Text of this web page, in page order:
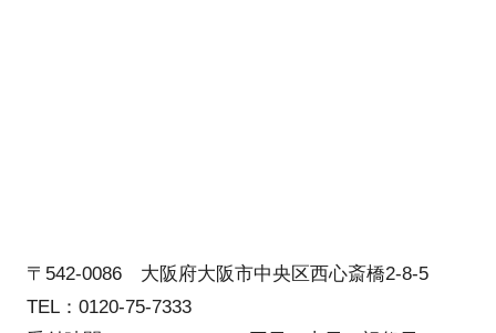
〒542-0086 大阪府大阪市中央区西心斎橋2-8-5
TEL：0120-75-7333